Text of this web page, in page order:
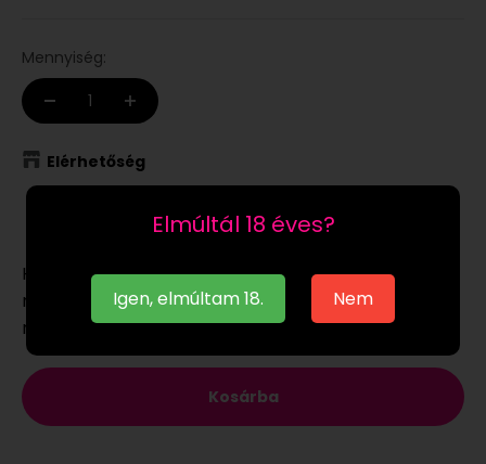
Elmúltál 18 éves?
Igen, elmúltam 18. Nem
Mennyiség:
Elérhetőség
Ha a raktáronlévő terméket munkanapon 12:00-ig
megrendeled, akár már a következő munkanapon
megkaphatod.
Kosárba